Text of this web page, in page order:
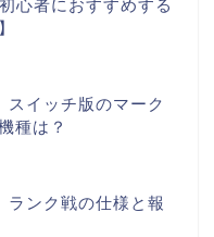
心者におすすめする
スイッチ版のマーク
種は？
ランク戦の仕様と報